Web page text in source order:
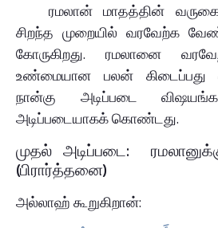
ரமலான் மாதத்தின்
சிறந்த முறையில் வரவேற்க
கோருகிறது. ரமலானை
உண்மையான பலன் கிடைப்பது
நான்கு அடிப்படை
அடிப்படையாகக் கொண்டது.
முதல் அடிப்படை:
(பிரார்த்தனை)
அல்லாஹ் கூறுகிறான்: